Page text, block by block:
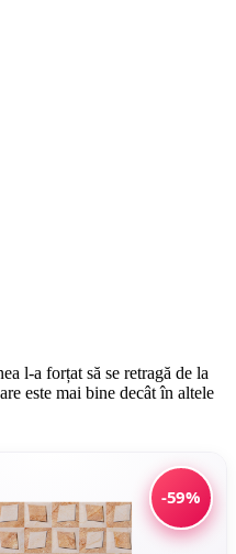
l-a forțat să se retragă de la
este mai bine decât în altele
-59%